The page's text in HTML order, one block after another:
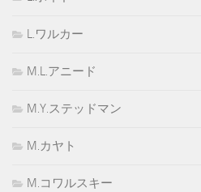
L.ワルカー
M.L.アニード
M.Y.ステッドマン
M.カヤト
M.コワルスキー